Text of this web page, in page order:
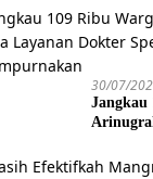
30/07/
Jangkau